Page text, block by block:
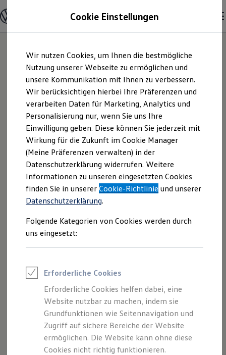
Hauptinhalt
springen
Footer
springen
Modelle und Konfigurator
Konfigurator
Modelle vergleichen
Elektroautos
ENERGY Sondermodelle
Nutzfahrzeuge
SUV und CUV
Familienautos
Kombis
Kompaktwagen
Sportwagen
Schnell verfügbare Fahrzeuge
Angebote und Produkte
Aktuelle Angebote
E-Auto-Förderung
Volkswagen Marktplatz
Die ENERGY Sondermodelle
Junge Gebrauchtwagen und Gebrauchtwagen
Volkswagen Zertifizierte Gebrauchtwagen
Elektromobilität bei Gebrauchtwagen
Saisonangebote
Reifenpakete
Leasing
Leasing-Angebote
Elektroauto Leasing
Kleinwagen-Leasing
Leasing ohne Anzahlung
Finanzierung
Autokredit mit Schlussrate
Versicherungen und Garantien
Kfz-Versicherung
Restschuldversicherungen
Garantien
Gelder & Sorg GmbH
& Co. KG |
Impressum &
Rechtliches
Hier finden Sie Informationen über uns
(Gelder & Sorg GmbH & Co. KG) als
verantwortlichen Anbieter von Inhalten
und Angeboten, die auf dieser Website
Impressum
Datenschutzerklärung
Nutzung von Terminbuchung Online
Cookie Einstellungen
Wir nutzen Cookies, um Ihnen die bestmögliche
Nutzung unserer Webseite zu ermöglichen und
unsere Kommunikation mit Ihnen zu verbessern.
Wir berücksichtigen hierbei Ihre Präferenzen und
verarbeiten Daten für Marketing, Analytics und
Personalisierung nur, wenn Sie uns Ihre
Einwilligung geben. Diese können Sie jederzeit mit
Wirkung für die Zukunft im Cookie Manager
(Meine Präferenzen verwalten) in der
Datenschutzerklärung widerrufen. Weitere
Informationen zu unseren eingesetzten Cookies
finden Sie in unsererCookie-Richtlinie und unserer
Datenschutzerklärung.
Folgende Kategorien von Cookies werden durch
uns eingesetzt:
Erforderliche Cookies
Erforderliche Cookies helfen dabei, eine
Website nutzbar zu machen, indem sie
Grundfunktionen wie Seitennavigation und
Zugriff auf sichere Bereiche der Website
ermöglichen. Die Website kann ohne diese
Cookies nicht richtig funktionieren.